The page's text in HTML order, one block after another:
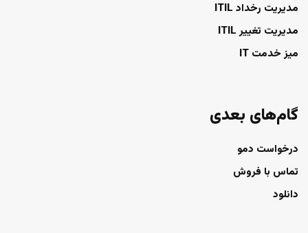
مدیریت رخداد ITIL
مدیریت تغییر ITIL
میز خدمت IT
گام‌های بعدی
درخواست دمو
تماس با فروش
دانلود